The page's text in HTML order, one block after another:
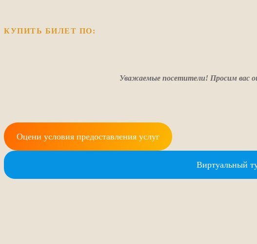
КУПИТЬ БИЛЕТ ПО:
Уважаемые посетители! Просим вас
Оцени условия предоставления услуг
Виртуальный